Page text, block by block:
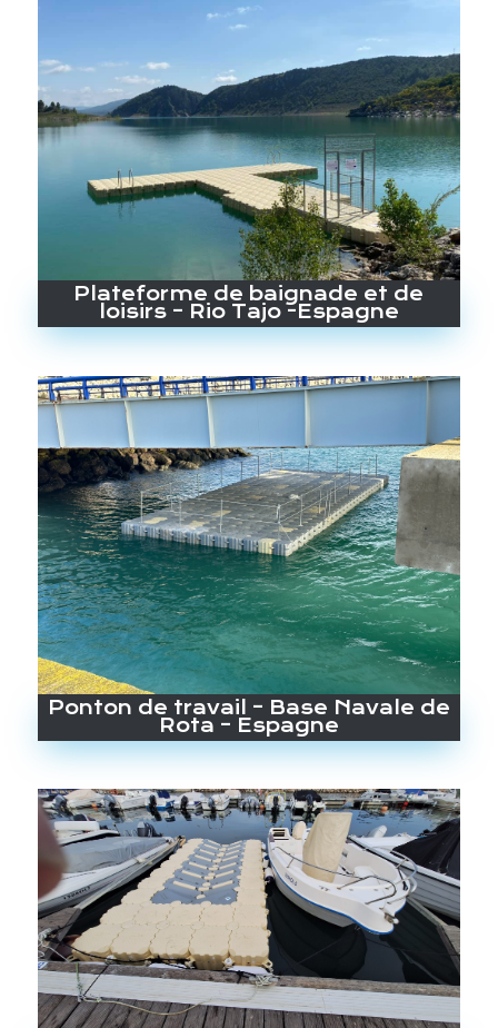
Plateforme de baignade et de
loisirs – Rio Tajo -Espagne
Ponton de travail – Base Navale de
Rota – Espagne